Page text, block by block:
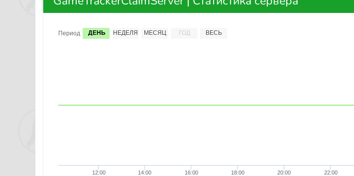
Период ДЕНЬ НЕДЕЛЯ МЕСЯЦ ГОД ВЕСЬ
12:00 14:00 16:00 18:00 20:00 22:00